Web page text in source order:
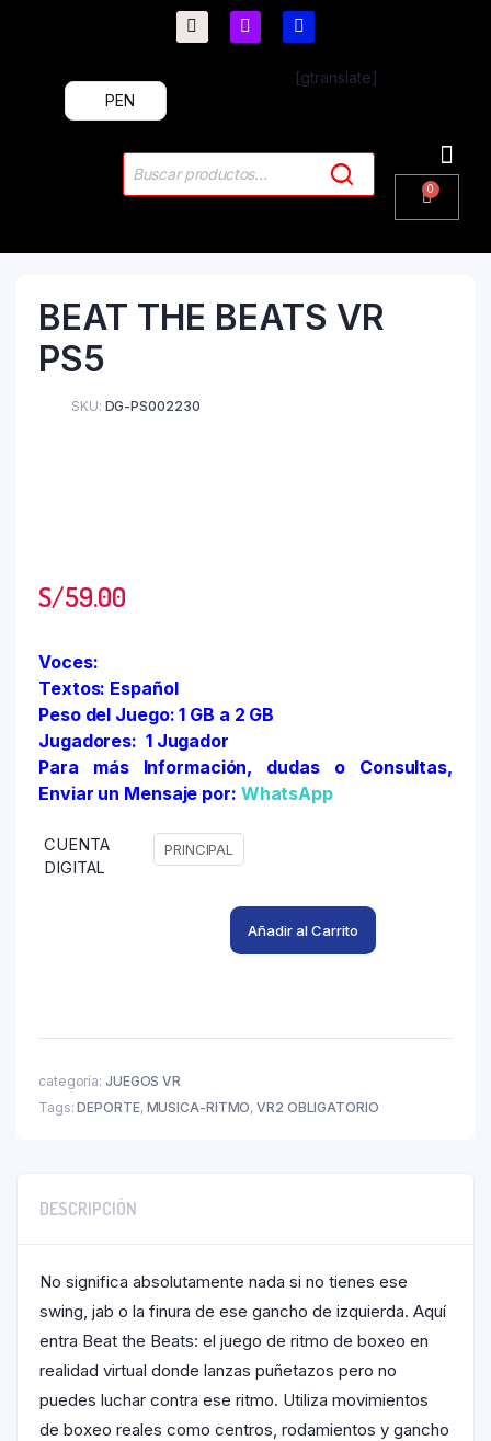
[gtranslate]
PEN
BEAT THE BEATS VR
PS5
SKU: DG-PS002230
S/59.00
Voces:
Textos: Español
Peso del Juego: 1 GB a 2 GB
Jugadores: 1 Jugador
Para más Información, dudas o Consultas,
Enviar un Mensaje por: WhatsApp
CUENTA
DIGITAL
PRINCIPAL
Añadir al Carrito
categoría: JUEGOS VR
Tags:DEPORTE, MUSICA-RITMO,VR2 OBLIGATORIO
DESCRIPCIÓN
No significa absolutamente nada si no tienes ese
swing, jab o la finura de ese gancho de izquierda. Aquí
entra Beat the Beats: el juego de ritmo de boxeo en
realidad virtual donde lanzas puñetazos pero no
puedes luchar contra ese ritmo. Utiliza movimientos
de boxeo reales como centros, rodamientos y gancho